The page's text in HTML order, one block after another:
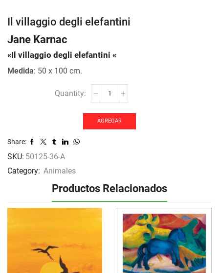
Il villaggio degli elefantini
Jane Karnac
«Il villaggio degli elefantini «
Medida: 50 x 100 cm.
elefantini
cantidad
AGREGAR
Share:
SKU: 50125-36-A
Category: Animales
Productos Relacionados